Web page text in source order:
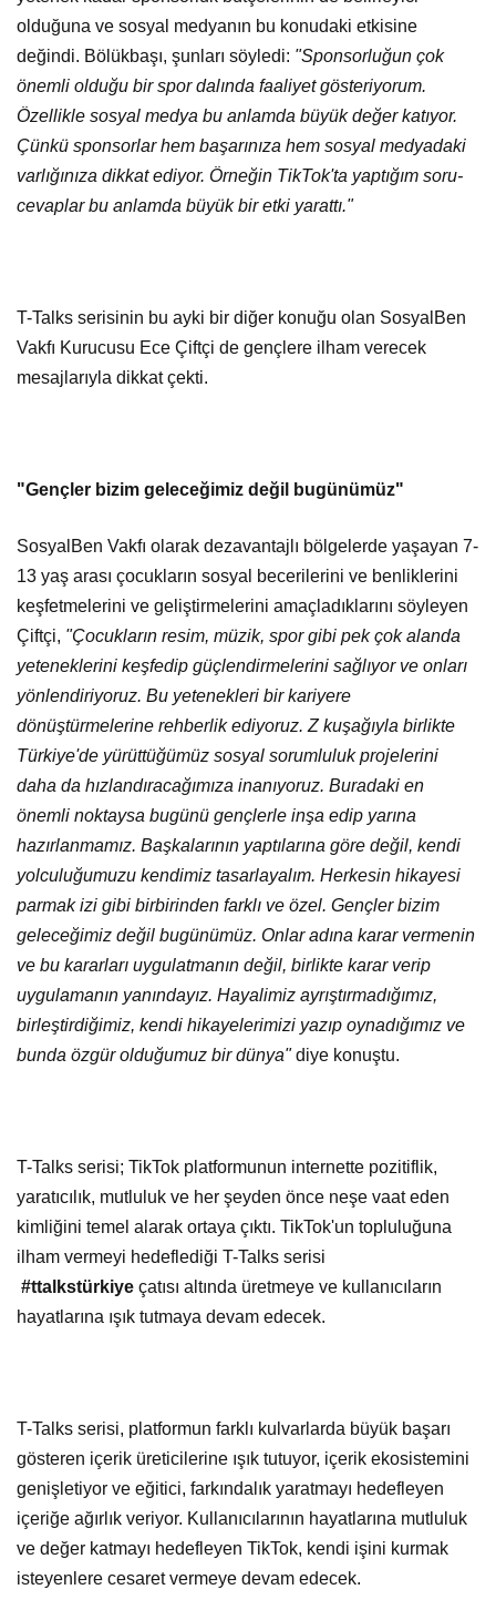
olduğuna ve sosyal medyanın bu konudaki etkisine
değindi. Bölükbaşı, şunları söyledi: "Sponsorluğun çok
önemli olduğu bir spor dalında faaliyet gösteriyorum.
Özellikle sosyal medya bu anlamda büyük değer katıyor.
Çünkü sponsorlar hem başarınıza hem sosyal medyadaki
varlığınıza dikkat ediyor. Örneğin TikTok'ta yaptığım soru-
cevaplar bu anlamda büyük bir etki yarattı."
T-Talks serisinin bu ayki bir diğer konuğu olan SosyalBen
Vakfı Kurucusu Ece Çiftçi de gençlere ilham verecek
mesajlarıyla dikkat çekti.
"Gençler bizim geleceğimiz değil bugünümüz"
SosyalBen Vakfı olarak dezavantajlı bölgelerde yaşayan 7-
13 yaş arası çocukların sosyal becerilerini ve benliklerini
keşfetmelerini ve geliştirmelerini amaçladıklarını söyleyen
Çiftçi, "Çocukların resim, müzik, spor gibi pek çok alanda
yeteneklerini keşfedip güçlendirmelerini sağlıyor ve onları
yönlendiriyoruz. Bu yetenekleri bir kariyere
dönüştürmelerine rehberlik ediyoruz. Z kuşağıyla birlikte
Türkiye'de yürüttüğümüz sosyal sorumluluk projelerini
daha da hızlandıracağımıza inanıyoruz. Buradaki en
önemli noktaysa bugünü gençlerle inşa edip yarına
hazırlanmamız. Başkalarının yaptılarına göre değil, kendi
yolculuğumuzu kendimiz tasarlayalım. Herkesin hikayesi
parmak izi gibi birbirinden farklı ve özel. Gençler bizim
geleceğimiz değil bugünümüz. Onlar adına karar vermenin
ve bu kararları uygulatmanın değil, birlikte karar verip
uygulamanın yanındayız. Hayalimiz ayrıştırmadığımız,
birleştirdiğimiz, kendi hikayelerimizi yazıp oynadığımız ve
bunda özgür olduğumuz bir dünya"diye konuştu.
T-Talks serisi; TikTok platformunun internette pozitiflik,
yaratıcılık, mutluluk ve her şeyden önce neşe vaat eden
kimliğini temel alarak ortaya çıktı. TikTok'un topluluğuna
ilham vermeyi hedeflediği T-Talks serisi
#ttalkstürkiye çatısı altında üretmeye ve kullanıcıların
hayatlarına ışık tutmaya devam edecek.
T-Talks serisi, platformun farklı kulvarlarda büyük başarı
gösteren içerik üreticilerine ışık tutuyor, içerik ekosistemini
genişletiyor ve eğitici, farkındalık yaratmayı hedefleyen
içeriğe ağırlık veriyor. Kullanıcılarının hayatlarına mutluluk
ve değer katmayı hedefleyen TikTok, kendi işini kurmak
isteyenlere cesaret vermeye devam edecek.